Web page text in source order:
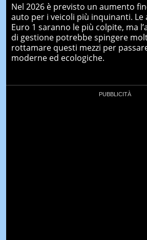
Nel 2026 è previsto un aumento
auto per i veicoli più inquinanti. Le
Euro 1 saranno le più colpite, ma
di gestione potrebbe spingere
rottamare questi mezzi per
moderne ed ecologiche.